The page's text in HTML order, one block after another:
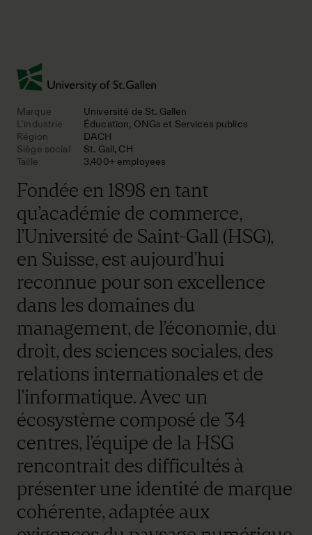
Marque
Université de St. Gallen
L'industrie
Éducation, ONGs et Services publics
Région
DACH
Siège social
St. Gall, CH
Taille
3,400+ employees
Fondée en 1898 en tant
qu’académie de commerce,
l’Université de Saint-Gall (HSG),
en Suisse, est aujourd’hui
reconnue pour son excellence
dans les domaines du
management, de l’économie, du
droit, des sciences sociales, des
relations internationales et de
l’informatique. Avec un
écosystème composé de 34
centres, l’équipe de la HSG
rencontrait des difficultés à
présenter une identité de marque
cohérente, adaptée aux